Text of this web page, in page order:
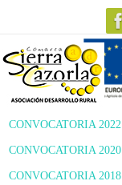
contenido
CONVOCATORIA 2022
CONVOCATORIA 2020
CONVOCATORIA 2018